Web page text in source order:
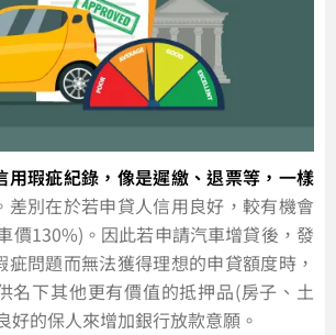
用瑕疵紀錄，像是遲繳、退票等，一樣
差別在於若申貸人信用良好，較有機會
價130%)。因此若申請汽車增貸後，發
問題而無法獲得理想的申貸額度時，
名下其他更有價值的抵押品(房子、土
好的保人來增加銀行放款意願。